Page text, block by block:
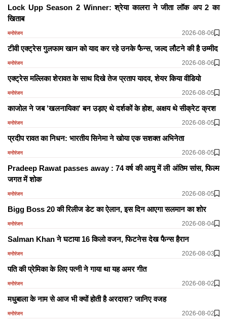
Lock Upp Season 2 Winner: श्रेया कालरा ने जीता लॉक अप 2 का
खिताब
मनोरंजन 2026-08-06
टीवी एक्ट्रेस गुलफाम खान को याद कर रहे उनके फैन्स, जल्द लौटने की है उम्मीद
मनोरंजन 2026-08-06
एक्ट्रेस मल्लिका शेरावत के साथ दिखे तेज प्रताप यादव, शेयर किया वीडियो
मनोरंजन 2026-08-05
काजोल ने जब 'खलनायिका' बन उड़ाए थे दर्शकों के होश, अक्षय थे सीक्रेट क्रश
मनोरंजन 2026-08-05
प्रदीप रावत का निधन: भारतीय सिनेमा ने खोया एक सशक्त अभिनेता
मनोरंजन 2026-08-05
Pradeep Rawat passes away : 74 वर्ष की आयु में ली अंतिम सांस, फिल्म
जगत में शोक
मनोरंजन 2026-08-05
Bigg Boss 20 की रिलीज डेट का ऐलान, इस दिन आएगा सलमान का शोर
मनोरंजन 2026-08-04
Salman Khan ने घटाया 16 किलो वजन, फिटनेस देख फैन्स हैरान
मनोरंजन 2026-08-03
पति की प्रेमिका के लिए पत्नी ने गाया था यह अमर गीत
मनोरंजन 2026-08-02
मधुबाला के नाम से आज भी क्यों होती है अरदास? जानिए वजह
मनोरंजन 2026-08-02